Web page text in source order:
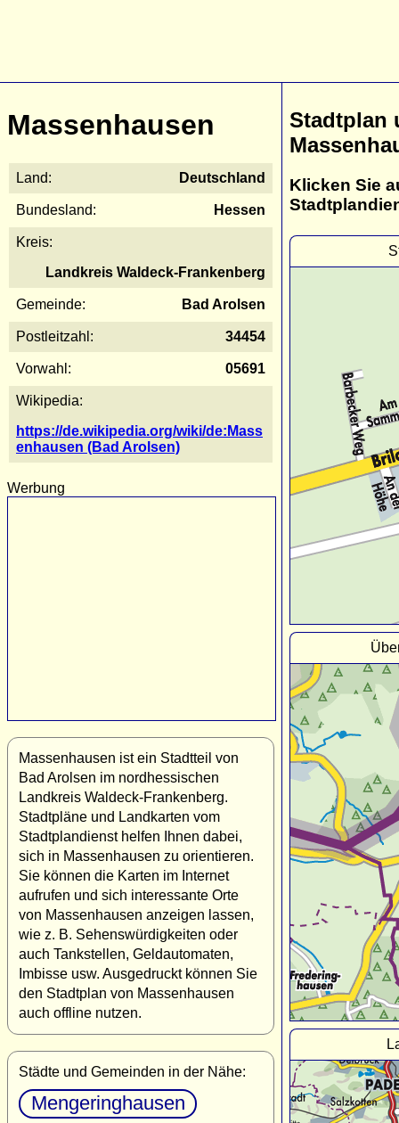
Massenhausen
Land: Deutschland
Bundesland: Hessen
Kreis:
Landkreis Waldeck-Frankenberg
Gemeinde: Bad Arolsen
Postleitzahl: 34454
Vorwahl: 05691
Wikipedia:
https://de.wikipedia.org/wiki/de:Mass
enhausen (Bad Arolsen)
Werbung
Massenhausen ist ein Stadtteil von
Bad Arolsen im nordhessischen
Landkreis Waldeck-Frankenberg.
Stadtpläne und Landkarten vom
Stadtplandienst helfen Ihnen dabei,
sich in Massenhausen zu orientieren.
Sie können die Karten im Internet
aufrufen und sich interessante Orte
von Massenhausen anzeigen lassen,
wie z. B. Sehenswürdigkeiten oder
auch Tankstellen, Geldautomaten,
Imbisse usw. Ausgedruckt können Sie
den Stadtplan von Massenhausen
auch offline nutzen.
Städte und Gemeinden in der Nähe:
Mengeringhausen
Stadtplan
Klicken Sie